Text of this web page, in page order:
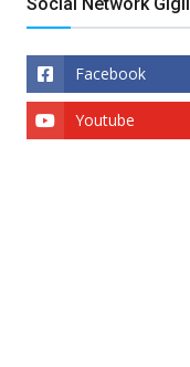
Facebook
Youtube